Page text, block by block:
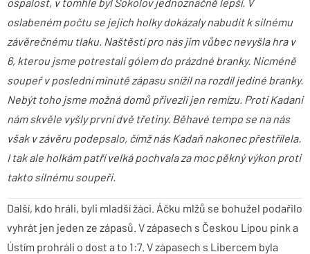
oslabeném počtu se jejich holky dokázaly nabudit k silnému
závěrečnému tlaku. Naštěstí pro nás jim vůbec nevyšla hra v
6, kterou jsme potrestali gólem do prázdné branky. Nicméně
soupeř v poslední minutě zápasu snížil na rozdíl jediné branky.
Nebýt toho jsme možná domů přivezli jen remízu. Proti Kadani
nám skvěle vyšly první dvě třetiny. Běhavé tempo se na nás
však v závěru podepsalo, čímž nás Kadaň nakonec přestřílela.
I tak ale holkám patří velká pochvala za moc pěkný výkon proti
takto silnému soupeři.
Další, kdo hráli, byli mladší žáci. Áčku mlžů se bohužel podařilo
vyhrát jen jeden ze zápasů. V zápasech s Českou Lípou pink a
Ústím prohráli o dost a to 1:7. V zápasech s Libercem byla